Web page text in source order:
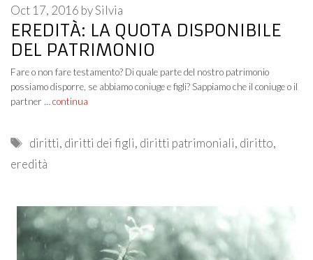
EREDITÀ: LA QUOTA DISPONIBILE
DEL PATRIMONIO
Oct 17, 2016 bySilvia
Fare o non fare testamento? Di quale parte del nostro patrimonio
possiamo disporre, se abbiamo coniuge e figli? Sappiamo che il coniuge o il
partner … continua
Tags
diritti, diritti dei figli, diritti patrimoniali, diritto,
eredità